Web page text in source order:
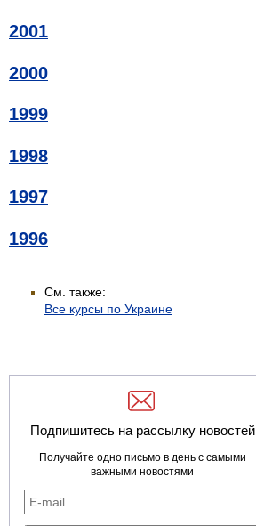
2001
2000
1999
1998
1997
1996
См. также:
Все курсы по Украине
Подпишитесь на рассылку новостей
Получайте одно письмо в день с самыми
важными новостями